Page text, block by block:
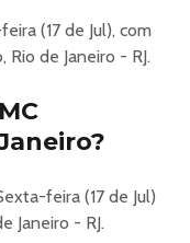
vibração que
de 100 atrações e
está de volta!
(17 de Jul), com
Rio de Janeiro - RJ.
feira (17 de Jul)
Janeiro - RJ.